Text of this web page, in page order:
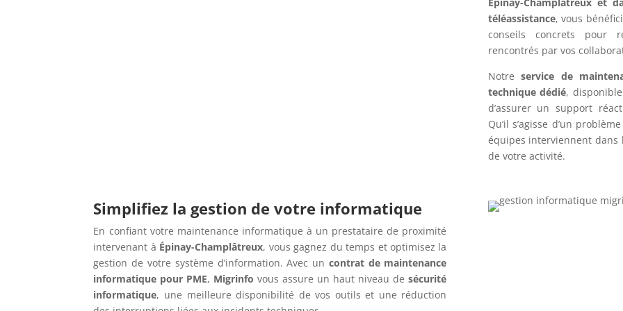
téléassistance, vous
conseils concrets pour
rencontrés par vos
Notreservice de
technique dédié,
d’assurer un support
Qu’il s’agisse d’un
équipes interviennent
de votre activité.
Simplifiez la gestion de votre informatique
En confiant votre maintenance informatique à un prestataire de proximité
intervenant à Épinay-Champlâtreux, vous gagnez du temps et optimisez la
gestion de votre système d’information. Avec un contrat de maintenance
informatique pour PME, Migrinfo vous assure un haut niveau desécurité
informatique, une meilleure disponibilité de vos outils et une réduction